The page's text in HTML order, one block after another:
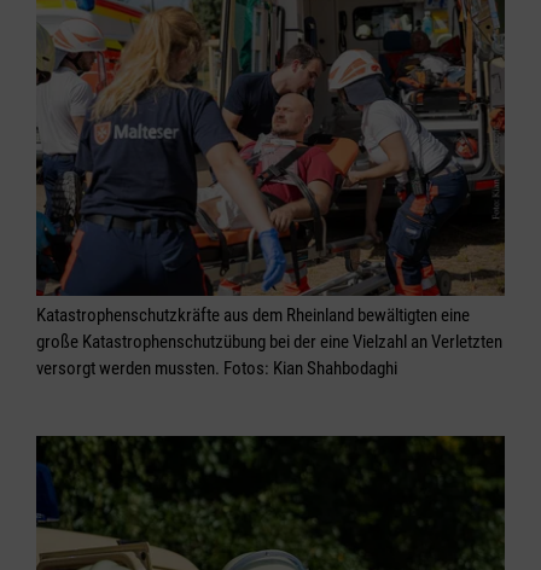
Katastrophenschutzkräfte aus dem Rheinland bewältigten eine
große Katastrophenschutzübung bei der eine Vielzahl an Verletzten
versorgt werden mussten. Fotos: Kian Shahbodaghi